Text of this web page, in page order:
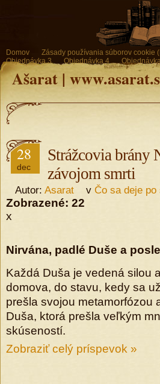
Domov Zásady používania súborov cookie
Objednávka 3
Objednávka 4
Ašarat |
28
dec
Strážcovia brány
závojom smrti
Autor: Asarat v Čo sa deje
Zobrazené: 22
x
Nirvána, padlé Duše a
Každá Duša je vedená silou
domova, do stavu, kedy sa
prešla svojou metamorfózou
Duša, ktorá prešla veľkým
skúseností.
Zobraziť celý príspevok »